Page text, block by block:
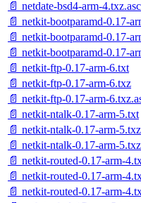
📄 netdate-bsd4-arm-4.txz.asc
📄 netkit-bootparamd-0.17-
📄 netkit-bootparamd-0.17-
📄 netkit-bootparamd-0.17-
📄 netkit-ftp-0.17-arm-6.txt
📄 netkit-ftp-0.17-arm-6.txz
📄 netkit-ftp-0.17-arm-
📄 netkit-ntalk-0.17-arm-5.txt
📄 netkit-ntalk-0.17-arm-5.txz
📄 netkit-ntalk-0.17-arm-
📄 netkit-routed-0.17-arm-
📄 netkit-routed-0.17-arm-
📄 netkit-routed-0.17-arm-